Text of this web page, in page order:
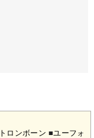
トロンボーン ■ユーフォ